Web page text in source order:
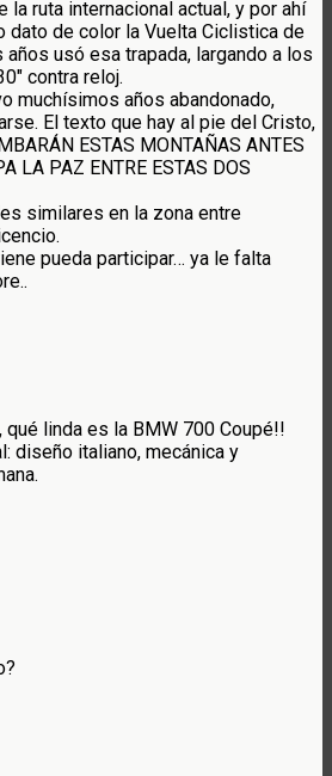
la ruta internacional actual, y por ahí
dato de color la Vuelta Ciclistica de
años usó esa trapada, largando a los
contra reloj.
muchísimos años abandonado,
El texto que hay al pie del Cristo,
ESTAS MONTAÑAS ANTES
LA PAZ ENTRE ESTAS DOS
similares en la zona entre
pueda participar… ya le falta
qué linda es la BMW 700 Coupé!!
diseño italiano, mecánica y